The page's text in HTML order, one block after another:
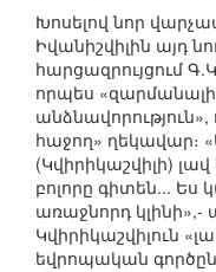
Խոսելով նոր
Իվանիշվիլին այդ
հարցազրույցում
որպես
հաջող» ղեկավար։
(Կվիրիկաշվիլի)
բոլորը գիտեն... Ես
առաջնորդ կլինի»,-
Կվիրիկաշվիլուն
եվրոպական